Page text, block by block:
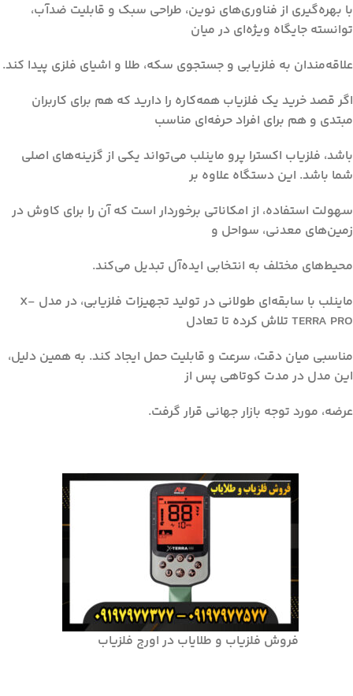
با بهره‌گیری از فناوری‌های نوین، طراحی سبک و قابلیت ضدآب،
توانسته جایگاه ویژه‌ای در میان
علاقه‌مندان به فلزیابی و جستجوی سکه، طلا و اشیای فلزی پیدا کند.
اگر قصد خرید یک فلزیاب همه‌کاره را دارید که هم برای کاربران
مبتدی و هم برای افراد حرفه‌ای مناسب
باشد، فلزیاب اکسترا پرو ماینلب می‌تواند یکی از گزینه‌های اصلی
شما باشد. این دستگاه علاوه بر
سهولت استفاده، از امکاناتی برخوردار است که آن را برای کاوش در
زمین‌های معدنی، سواحل و
محیط‌های مختلف به انتخابی ایده‌آل تبدیل می‌کند.
ماینلب با سابقه‌ای طولانی در تولید تجهیزات فلزیابی، در مدل X-
TERRA PRO تلاش کرده تا تعادل
مناسبی میان دقت، سرعت و قابلیت حمل ایجاد کند. به همین دلیل،
این مدل در مدت کوتاهی پس از
عرضه، مورد توجه بازار جهانی قرار گرفت.
فروش فلزیاب و طلایاب در اورج فلزیاب